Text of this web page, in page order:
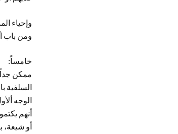
وإحياء
ومن باب
خامساً:
ممكن جداً
السلفية
الوجه
أنهم
أو شيعة،